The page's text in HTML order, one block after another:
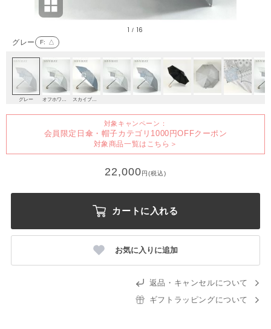
グレー F: △
1 / 16
グレー
対象キャンペーン：
会員限定日傘・帽子カテゴリ1000円OFFクーポン
対象商品一覧はこちら＞
22,000円(税込)
カートに入れる
お気に入りに追加
返品・キャンセルについて
ギフトラッピングについて